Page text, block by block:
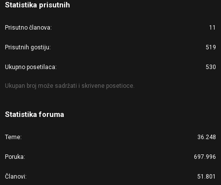
Statistika prisutnih
Prisutno članova 11
Prisutnih gostiju 519
Ukupno posetilaca 530
Ukupan broj može sadržati i skrivene posetioce.
Statistika foruma
Teme 36.248
Poruka 697.996
Članovi 51.801